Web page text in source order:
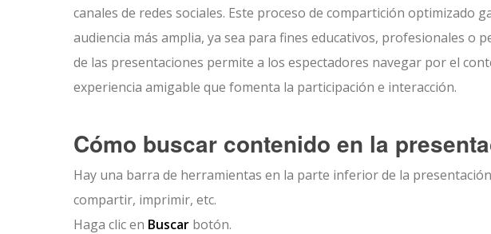
canales de redes sociales. Este proceso de compartición optimizado
audiencia más amplia, ya sea para fines educativos, profesionales o
de las presentaciones permite a los espectadores navegar por el
experiencia amigable que fomenta la participación e interacción.
Cómo buscar contenido en la
Hay una barra de herramientas en la parte inferior de la
compartir, imprimir, etc.
Haga clic en Buscar botón.